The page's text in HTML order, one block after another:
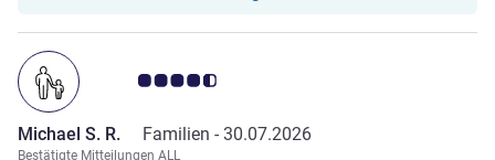
Note Kundenmeinungen 4.5/5
Michael S. R. Familien - 30.07.2026
Bestätigte Mitteilungen ALL